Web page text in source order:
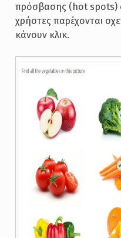
πρόσβασης (hot spots)
χρήστες παρέχονται
κάνουν κλικ.